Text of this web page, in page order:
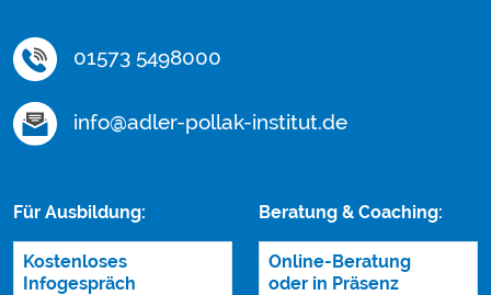
01573 5498000
info@adler-pollak-institut.de
Für Ausbildung:
Kostenloses
Infogespräch
Beratung & Coaching:
Online-Beratung
oder in Präsenz